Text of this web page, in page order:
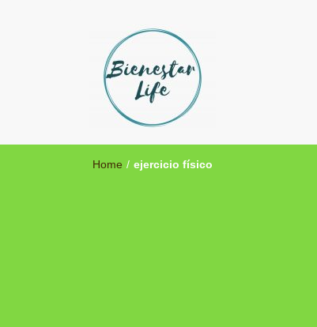
Home / ejercicio físico